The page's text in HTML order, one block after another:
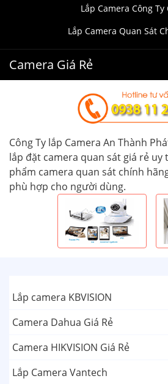
Lắp Camera Công Ty
Lắp Camera Quan Sát
Camera Giá Rẻ
Công Ty lắp Camera An Thành
lắp đặt camera quan sát giá rẻ uy
phẩm camera quan sát chính
phù hợp cho người dùng.
Lắp camera KBVISION
Camera Dahua Giá Rẻ
Camera HIKVISION Giá Rẻ
Lắp Camera Vantech